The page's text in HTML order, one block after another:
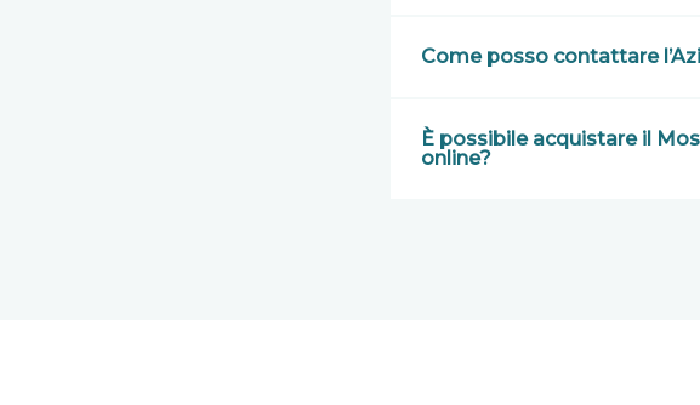
Come posso contattare
È possibile acquistare il
online?